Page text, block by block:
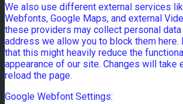
We also use different external services
Webfonts, Google Maps, and external
these providers may collect personal
address we allow you to block them here.
that this might heavily reduce the
appearance of our site. Changes will take
reload the page.
Google Webfont Settings: